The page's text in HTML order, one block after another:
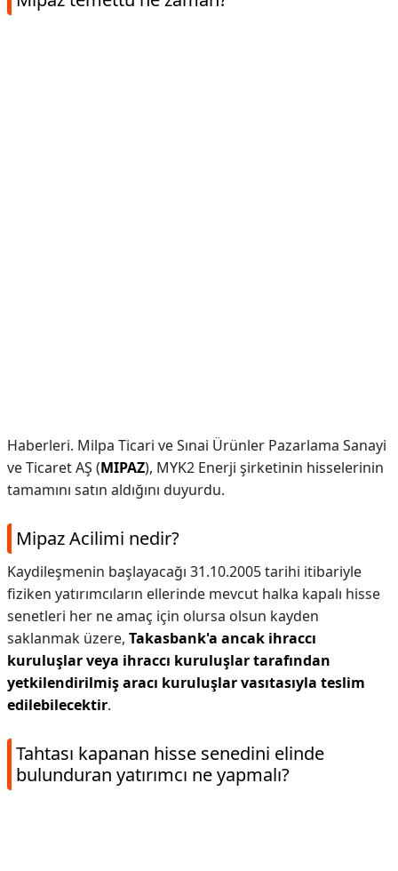
Haberleri. Milpa Ticari ve Sınai Ürünler Pazarlama Sanayi
ve Ticaret AŞ (MIPAZ), MYK2 Enerji şirketinin hisselerinin
tamamını satın aldığını duyurdu.
Mipaz Acilimi nedir?
Kaydileşmenin başlayacağı 31.10.2005 tarihi itibariyle
fiziken yatırımcıların ellerinde mevcut halka kapalı hisse
senetleri her ne amaç için olursa olsun kayden
saklanmak üzere, Takasbank'a ancak ihraccı
kuruluşlar veya ihraccı kuruluşlar tarafından
yetkilendirilmiş aracı kuruluşlar vasıtasıyla teslim
edilebilecektir.
Tahtası kapanan hisse senedini elinde
bulunduran yatırımcı ne yapmalı?